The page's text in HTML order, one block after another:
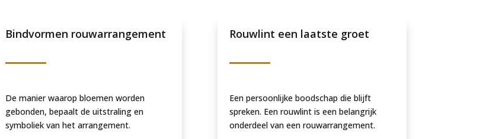
Bindvormen rouwarrangement
De manier waarop bloemen worden
gebonden, bepaalt de uitstraling en
symboliek van het arrangement.
Rouwlint een laatste groet
Een persoonlijke boodschap die blijft
spreken. Een rouwlint is een belangrijk
onderdeel van een rouwarrangement.